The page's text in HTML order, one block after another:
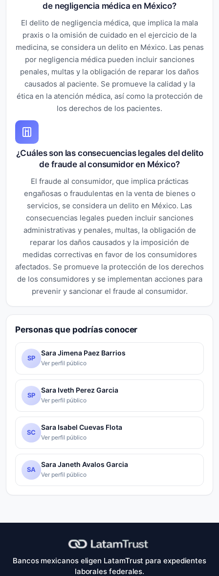
de negligencia médica en México?
El delito de negligencia médica, que implica la mala
praxis o la omisión de cuidado en el ejercicio de la
medicina, se considera un delito en México. Las penas
por negligencia médica pueden incluir sanciones
penales, multas y la obligación de reparar los daños
causados al paciente. Se promueve la calidad y la
ética en la atención médica, así como la protección de
los derechos de los pacientes.
¿Cuáles son las consecuencias legales del delito
de fraude al consumidor en México?
El fraude al consumidor, que implica prácticas
engañosas o fraudulentas en la venta de bienes o
servicios, se considera un delito en México. Las
consecuencias legales pueden incluir sanciones
administrativas y penales, multas, la obligación de
reparar los daños causados y la imposición de
medidas correctivas en favor de los consumidores
afectados. Se promueve la protección de los derechos
de los consumidores y se implementan acciones para
prevenir y sancionar el fraude al consumidor.
Personas que podrías conocer
SP
Sara Jimena Paez Barrios
Ver perfil público
SP
Sara Iveth Perez Garcia
Ver perfil público
SC
Sara Isabel Cuevas Flota
Ver perfil público
SA
Sara Janeth Avalos Garcia
Ver perfil público
Bancos mexicanos eligen LatamTrust para expedientes
laborales federales.